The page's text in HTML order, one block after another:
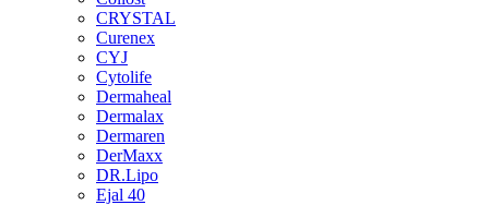
CRYSTAL
Curenex
CYJ
Cytolife
Dermaheal
Dermalax
Dermaren
DerMaxx
DR.Lipo
Ejal 40